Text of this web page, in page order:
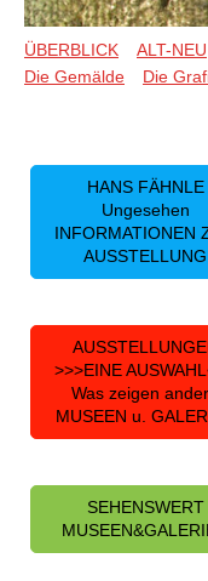
ÜBERBLICK ALT-NEU
Die Gemälde
Die
HANS FÄHNLE
Ungesehen
INFORMATIONEN
AUSSTELLUNG
>>>EINE
Was zeigen
MUSEEN u.
SEHENSWERT